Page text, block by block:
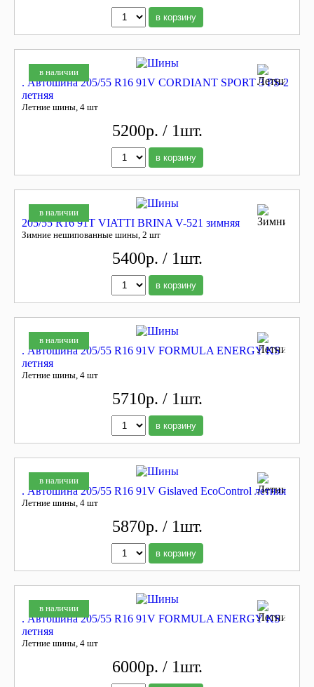
в корзину
в наличии
. Автошина 205/55 R16 91V CORDIANT SPORT 3 PS-2
летняя
Летние шины, 4 шт
5200р. / 1шт.
в корзину
в наличии
205/55 R16 91T VIATTI BRINA V-521 зимняя
Зимние нешипованные шины, 2 шт
5400р. / 1шт.
в корзину
в наличии
. Автошина 205/55 R16 91V FORMULA ENERGY KS
летняя
Летние шины, 4 шт
5710р. / 1шт.
в корзину
в наличии
. Автошина 205/55 R16 91V Gislaved EcoControl летняя
Летние шины, 4 шт
5870р. / 1шт.
в корзину
в наличии
. Автошина 205/55 R16 91V FORMULA ENERGY KS
летняя
Летние шины, 4 шт
6000р. / 1шт.